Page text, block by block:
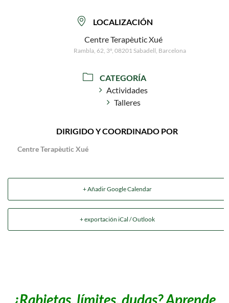
LOCALIZACIÓN
Centre Terapèutic Xué
Rambla, 62, 3º, 08201 Sabadell, Barcelona
CATEGORÍA
Actividades
Talleres
DIRIGIDO Y COORDINADO POR
Centre Terapèutic Xué
+ Añadir Google Calendar
+ exportación iCal / Outlook
¿Rabietas, límites, dudas? Aprende